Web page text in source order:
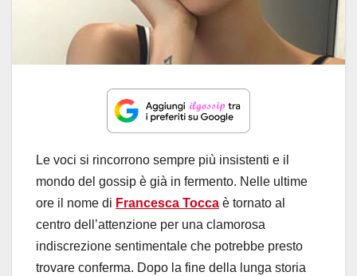
Le voci si rincorrono sempre più insistenti e il
mondo del gossip è già in fermento. Nelle ultime
ore il nome di Francesca Tocca è tornato al
centro dell’attenzione per una clamorosa
indiscrezione sentimentale che potrebbe presto
trovare conferma. Dopo la fine della lunga storia